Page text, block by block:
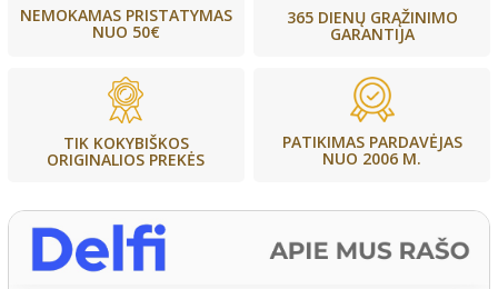
NEMOKAMAS PRISTATYMAS
NUO 50€
365 DIENŲ GRĄŽINIMO
GARANTIJA
TIK KOKYBIŠKOS
ORIGINALIOS PREKĖS
PATIKIMAS PARDAVĖJAS
NUO 2006 M.